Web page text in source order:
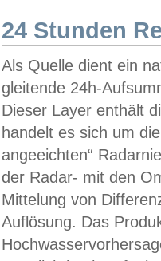
24 Stunden
Als Quelle dient ein
gleitende 24h-
Dieser Layer enthält
handelt es sich um
angeeichten“
der Radar- mit den
Mittelung von
Auflösung. Das